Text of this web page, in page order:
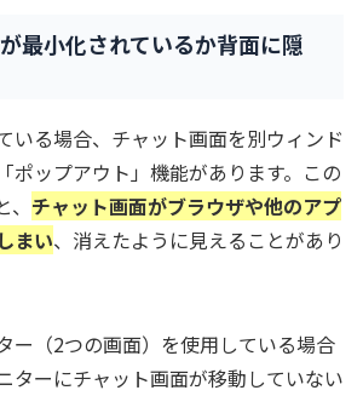
最小化されているか背面に隠
いる場合、チャット画面を別ウィンド
ポップアウト」機能があります。この
チャット画面がブラウザや他のアプ
まい、消えたように見えることがあり
ー（2つの画面）を使用している場合
ターにチャット画面が移動していない